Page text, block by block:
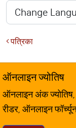
पत्रिका
ऑनलाइन ज्योतिष
ऑनलाइन अंक
रीडर, ऑनलाइन